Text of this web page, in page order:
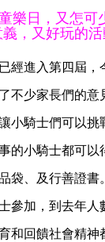
樂日，又怎可
，又好玩的活
經進入第四屆
不少家長們的意
小騎士們可以挑
的小騎士都可以
袋、及行善證書
參加，到去年人
和回饋社會精神